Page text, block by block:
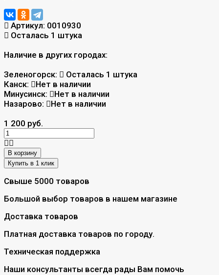
Артикул: 0010930
Осталась 1 штука
Наличие в других городах:
Зеленогорск:
Осталась 1 штука
Канск:
Нет в наличии
Минусинск:
Нет в наличии
Назарово:
Нет в наличии
1 200 руб.
В корзину
Свыше 5000 товаров
Большой выбор товаров в нашем магазине
Доставка товаров
Платная доставка товаров по городу.
Техническая поддержка
Наши консультанты всегда рады Вам помочь